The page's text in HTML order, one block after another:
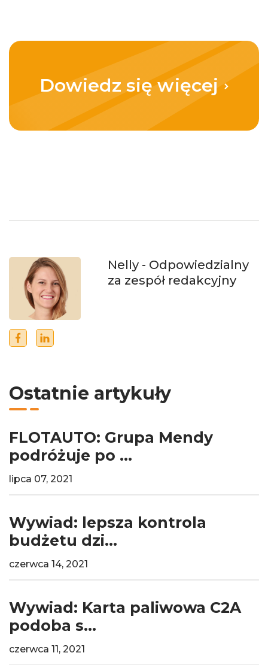
Dowiedz się więcej
Nelly - Odpowiedzialny
za zespół redakcyjny
Ostatnie artykuły
FLOTAUTO: Grupa Mendy
podróżuje po ...
lipca 07, 2021
Wywiad: lepsza kontrola
budżetu dzi...
czerwca 14, 2021
Wywiad: Karta paliwowa C2A
podoba s...
czerwca 11, 2021